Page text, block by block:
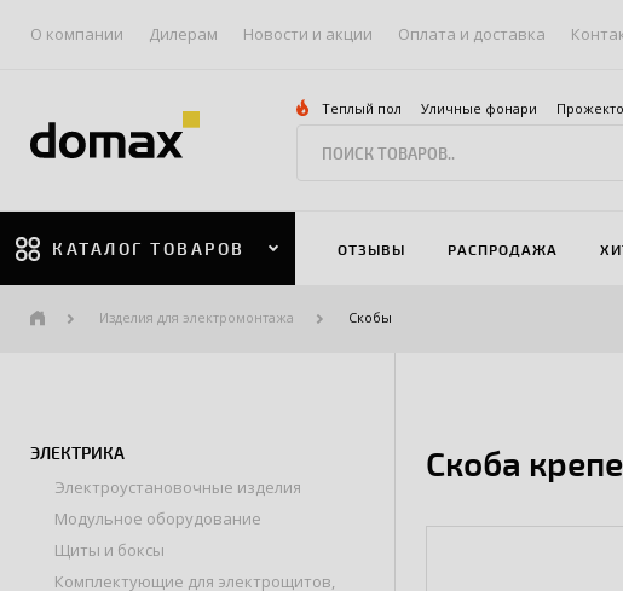
О компании Дилерам Новости и акции Оплата и доставка
Теплый пол Уличные фонари
КАТАЛОГ ТОВАРОВ ОТЗЫВЫ РАСПРОДАЖА
Изделия для электромонтажа Скобы
ЭЛЕКТРИКА
Электроустановочные изделия
Модульное оборудование
Щиты и боксы
Комплектующие для электрощитов,
Скоба